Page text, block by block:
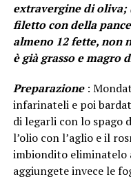
extravergine di oliva;
filetto con della
almeno 12 fette, non
è già grasso e magro
Preparazione :
infarinateli e poi
di legarli con lo spago
l’olio con l’aglio e il
imbiondito eliminatelo
aggiungete invece le